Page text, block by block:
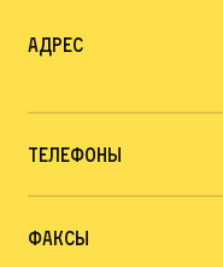
Адрес
Телефоны
Факсы